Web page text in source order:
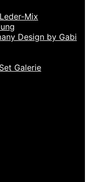
Mix
Design by Gabi
Galerie